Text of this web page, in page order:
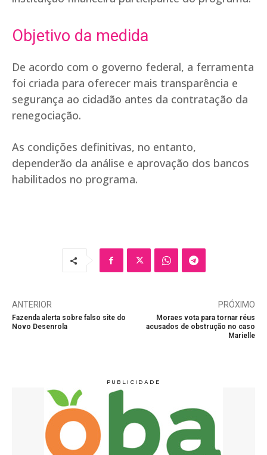
Objetivo da medida
De acordo com o governo federal, a ferramenta
foi criada para oferecer mais transparência e
segurança ao cidadão antes da contratação da
renegociação.
As condições definitivas, no entanto,
dependerão da análise e aprovação dos bancos
habilitados no programa.
ANTERIOR
Fazenda alerta sobre falso site do
Novo Desenrola
PRÓXIMO
Moraes vota para tornar réus
acusados de obstrução no caso
Marielle